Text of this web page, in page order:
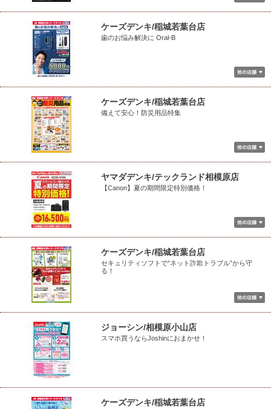
ケーズデンキ/稲城若葉台店
歯のお悩み解決に Oral-B
ケーズデンキ/稲城若葉台店
備えて安心！防災用品特集
ヤマダデンキ/テックランド相模原店
【Canon】夏の期間限定特別価格！
ケーズデンキ/稲城若葉台店
セキュリティソフトで“ネット詐欺トラブル”から守
る！
ジョーシン/相模原小山店
スマホ買うならJoshinにおまかせ！
ケーズデンキ/稲城若葉台店